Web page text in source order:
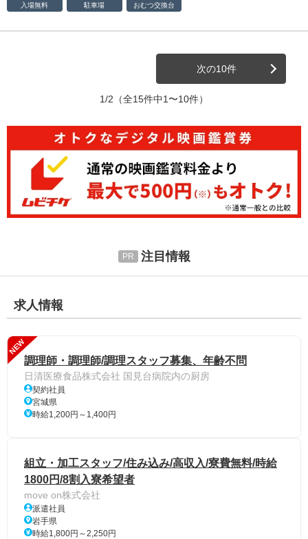
入場無料 駐車場 おむつ交換台
次の10件
1/2 （全15件中1〜10件）
注目情報
求人情報
NEW
調理師・調理師/調理スタッフ募集、年齢不問
日清医療食品株式会社 国見台病院内の厨房
契約社員
宮城県
時給1,200円～1,400円
組立・加工スタッフ/住み込み/高収入/寮費無料/時給
1800円/8割入寮希望者
move on株式会社
派遣社員
岩手県
時給1,800円～2,250円